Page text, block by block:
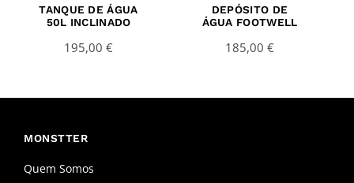
TANQUE DE ÁGUA
50L INCLINADO
195,00 €
DEPÓSITO DE
ÁGUA FOOTWELL
185,00 €
MONSTTER
Quem Somos